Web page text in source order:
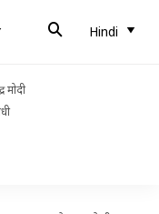
Hindi
मोदी